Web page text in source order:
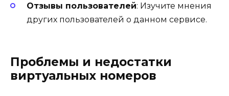
Отзывы пользователей: Изучите мнения
других пользователей о данном сервисе.
Проблемы и недостатки
виртуальных номеров